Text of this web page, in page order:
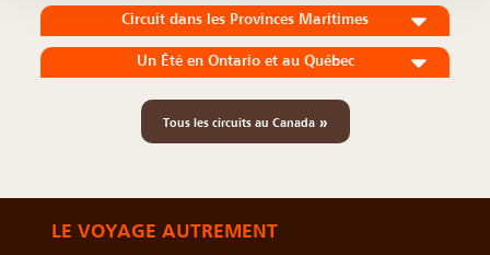
Circuit dans les Provinces Maritimes
Un Été en Ontario et au Québec
Tous les circuits au Canada»
LE VOYAGE AUTREMENT